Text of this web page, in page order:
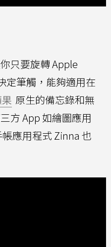
只要旋轉 Apple
定筆觸，能夠適用在
原生的備忘錄和無
方 App 如繪圖應用
應用程式 Zinna 也